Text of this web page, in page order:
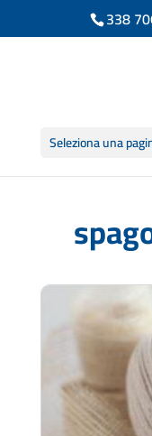
338
Seleziona una